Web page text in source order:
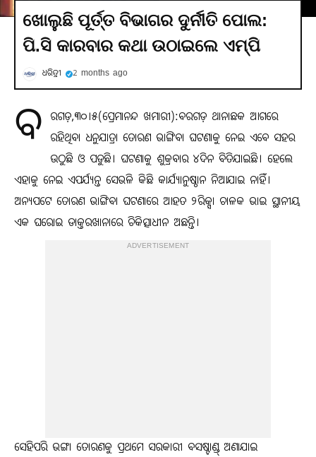
ଖୋଲୁଛି ପୂର୍ତ୍ତ ବିଭାଗର ଦୁର୍ନୀତି ପୋଲ:
ପି.ସି କାରବାର କଥା ଉଠାଇଲେ ଏମ୍‌ପି
ଧରିତ୍ରୀ 2 months ago
ବ ରଗଡ଼,୩୦।୫(ପ୍ରେମାନନ୍ଦ ଖମାରୀ):ବରଗଡ଼ ଥାନାଛକ ଆଗରେ
ରହିଥିବା ଧନୁଯାତ୍ରା ତୋରଣ ଭାଙ୍ଗିବା ଘଟଣାକୁ ନେଇ ଏବେ ସହର
ଉଠୁଛି ଓ ପଡୁଛି। ଘଟଣାକୁ ଶୁକ୍ରବାର ୪ଦିନ ବିତିଯାଇଛି। ହେଲେ
ଏହାକୁ ନେଇ ଏପର୍ଯ୍ୟନ୍ତ ସେଭଳି କିଛି କାର୍ଯ୍ୟାନୁଷ୍ଠାନ ନିଆଯାଇ ନାହିଁ।
ଅନ୍ୟପଟେ ତୋରଣ ଭାଙ୍ଗିବା ଘଟଣାରେ ଆହତ ୨ରିକ୍ସା ଚାଳକ ଭାଇ ସ୍ଥାନୀୟ
ଏକ ଘରୋଇ ଡାକ୍ତରଖାନାରେ ଚିକିତ୍ସାଧୀନ ଅଛନ୍ତି।
ADVERTISEMENT
ସେହିପରି ଭଙ୍ଗା ତୋରଣକୁ ପ୍ରଥମେ ସରକାରୀ ବସଷ୍ଟାଣ୍ଡ୍‌ ଅଣାଯାଇ